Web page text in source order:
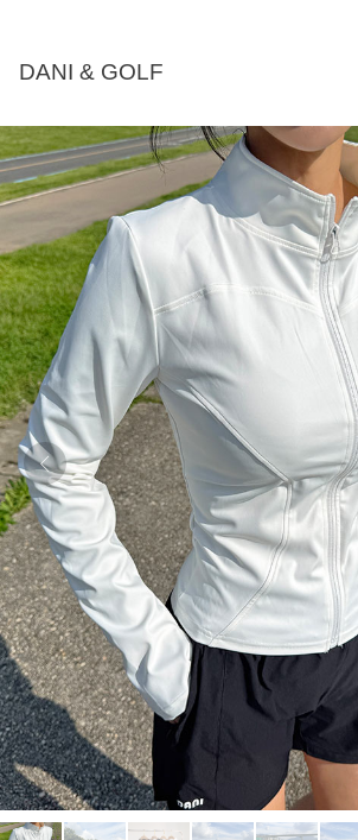
DANI & GOLF